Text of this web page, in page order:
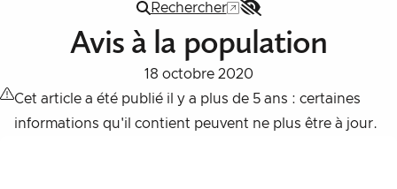
Menu
Rechercher
Accessibilité
Avis à la population
18 octobre 2020
Cet article a été publié il y a plus de 5 ans : certaines
informations qu'il contient peuvent ne plus être à jour.